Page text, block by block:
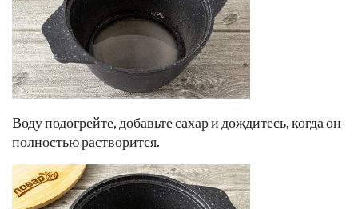
Воду подогрейте, добавьте сахар и дождитесь, когда он
полностью растворится.